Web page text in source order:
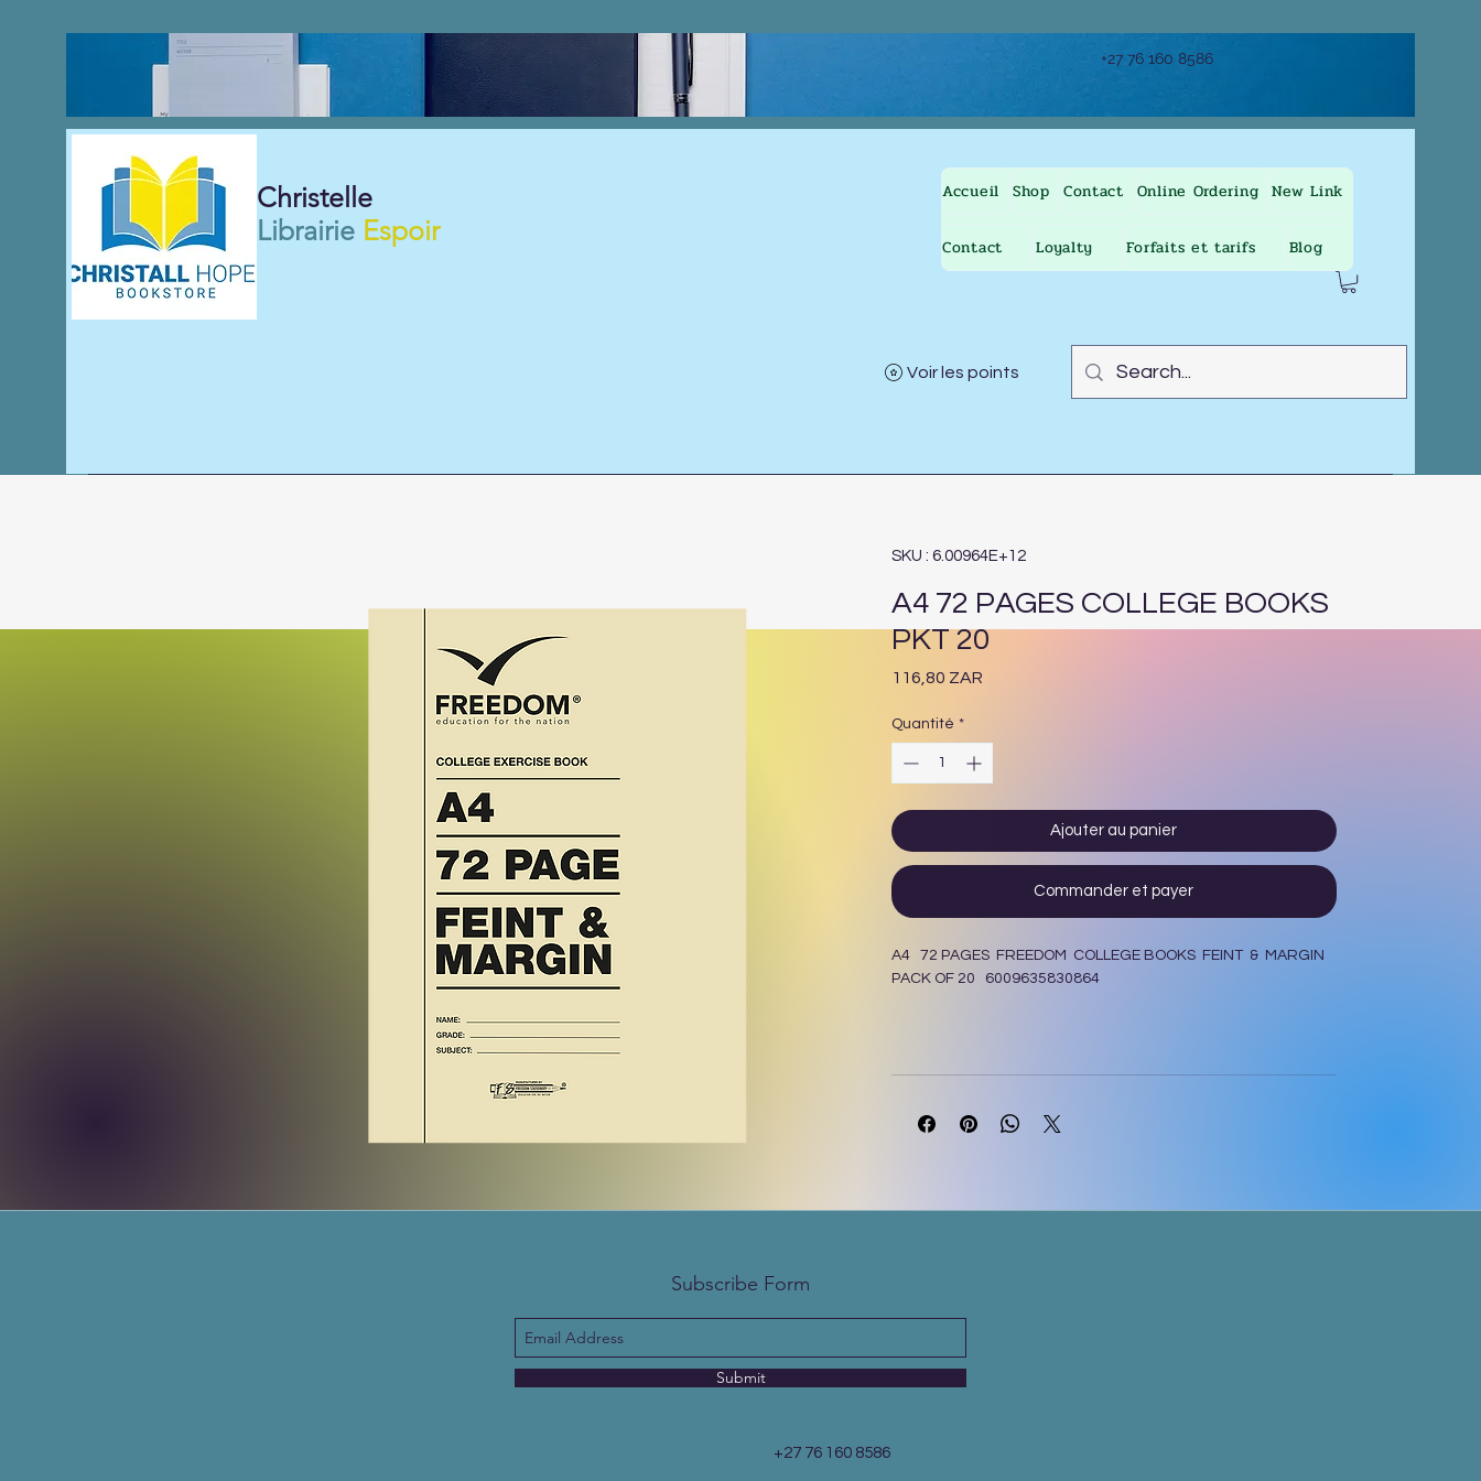
+27 76 160 8586
Christelle
Librairie Espoir
Accueil Shop Contact Online Ordering New Link
Contact Loyalty Forfaits et tarifs Blog
Voir les points
SKU : 6.00964E+12
A4 72 PAGES COLLEGE BOOKS
PKT 20
116,80 ZARPrix
Quantité *
Ajouter au panier
Commander et payer
A4 72 PAGES FREEDOM COLLEGE BOOKS FEINT & MARGIN
PACK OF 20 6009635830864
Subscribe Form
Submit
+27 76 160 8586